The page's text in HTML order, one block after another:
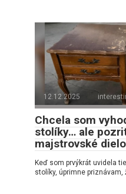
12.12.2025
Chcela som
stolíky… ale
majstrovské
Keď som prvýkrát uvidela
stolíky, úprimne